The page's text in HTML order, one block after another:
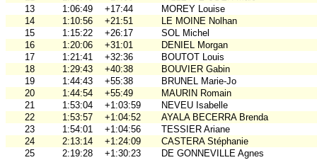
13
1:06:49 +17:44
MOREY Louise
14
1:10:56 +21:51
LE MOINE Nolhan
15
1:15:22 +26:17
SOL Michel
16
1:20:06 +31:01
DENIEL Morgan
17
1:21:41 +32:36
BOUTOT Louis
18
1:29:43 +40:38
BOUVIER Gabin
19
1:44:43 +55:38
BRUNEL Marie-Jo
20
1:44:54 +55:49
MAURIN Romain
21
1:53:04 +1:03:59
NEVEU Isabelle
22
1:53:57 +1:04:52
AYALA BECERRA Brenda
23
1:54:01 +1:04:56
TESSIER Ariane
24
2:13:14 +1:24:09
CASTERA Stéphanie
25
2:19:28 +1:30:23 DE GONNEVILLE Agnes